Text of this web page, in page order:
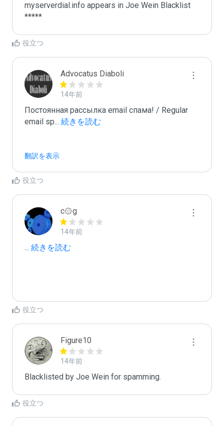
myserverdial.info appears in Joe Wein Blacklist
*****
役立つ
Advocatus Diaboli
14年前
Постоянная рассылка email спама! / Regular
email sp... 続きを読む
翻訳を表示
役立つ
c۞g
14年前
... 続きを読む
役立つ
Figure10
14年前
Blacklisted by Joe Wein for spamming.
役立つ